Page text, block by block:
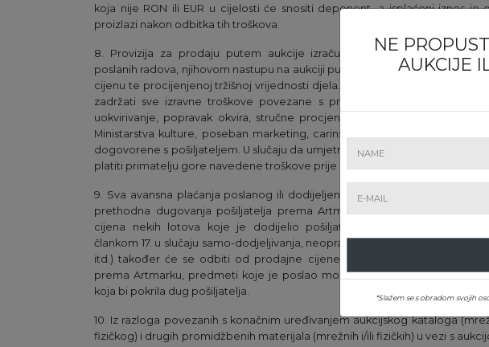
koja nije RON ili EUR u cijelosti će snositi deponent, a isplaćeni iznos je
proizlazi nakon odbitka tih troškova.
8. Provizija za prodaju putem aukcije izračunava se prema broju i
poslanih radova, njihovom nastupu na aukciji putem odnosa cijene čekića i
cijenu te procijenjenoj tržišnoj vrijednosti djela. Artmark će od cijene
zadržati sve izravne troškove povezane s predmetom, kao što su
uokvirivanje, popravak okvira, stručne procjene klasificiranih lotova ili, na
Ministarstva kulture, poseban marketing, carinski troškovi i procesi itd. ,
dogovorene s pošiljateljem. U slučaju da umjetnina nije prodana, pošiljatelj
platiti primatelju gore navedene troškove prije povlačenja lota iz
9. Sva avansna plaćanja poslanog ili dodijeljenog lota pošiljatelja i bilo
prethodna dugovanja pošiljatelja prema Artmarku (kao što su, ovisno o
cijena nekih lotova koje je dodijelio pošiljatelj, kaznena naknada
člankom 17. u slučaju samo-dodjeljivanja, neopravdanih plaćanja od strane
itd.) također će se odbiti od prodajne cijene. Ako pošiljatelj ima
prema Artmarku, predmeti koje je poslao mogu se ponuditi na prodaju
koja bi pokrila dug pošiljatelja.
10. Iz razloga povezanih s konačnim uređivanjem aukcijskog kataloga
fizičkog) i drugih promidžbenih materijala (mrežnih i/ili fizičkih) u vezi s
NE
AUKCIJE
*Slažem se s obradom svojih